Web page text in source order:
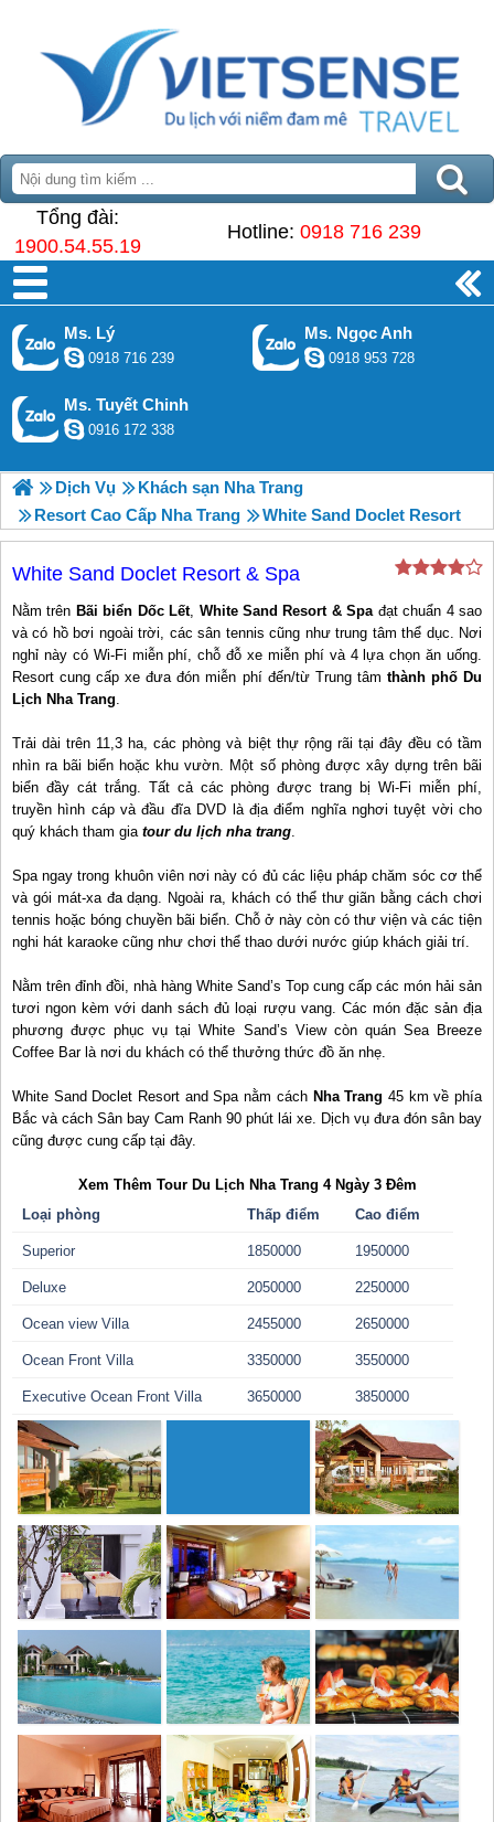
Tổng đài:
1900.54.55.19
Hotline: 0918 716 239
Ms. Lý
0918 716 239
Ms. Ngọc Anh
0918 953 728
Ms. Tuyết Chinh
0916 172 338
Dịch Vụ
Khách sạn Nha Trang
Resort Cao Cấp Nha Trang
White Sand Doclet Resort
White Sand Doclet Resort & Spa
Nằm trên Bãi biển Dốc Lết, White Sand Resort & Spa đạt chuẩn 4 sao
và có hồ bơi ngoài trời, các sân tennis cũng như trung tâm thể dục. Nơi
nghỉ này có Wi-Fi miễn phí, chỗ đỗ xe miễn phí và 4 lựa chọn ăn uống.
Resort cung cấp xe đưa đón miễn phí đến/từ Trung tâm thành phố Du
Lịch Nha Trang.
Trải dài trên 11,3 ha, các phòng và biệt thự rộng rãi tại đây đều có tầm
nhìn ra bãi biển hoặc khu vườn. Một số phòng được xây dựng trên bãi
biển đầy cát trắng. Tất cả các phòng được trang bị Wi-Fi miễn phí,
truyền hình cáp và đầu đĩa DVD là địa điểm nghĩa nghơi tuyệt vời cho
quý khách tham gia tour du lịch nha trang.
Spa ngay trong khuôn viên nơi này có đủ các liệu pháp chăm sóc cơ thể
và gói mát-xa đa dạng. Ngoài ra, khách có thể thư giãn bằng cách chơi
tennis hoặc bóng chuyền bãi biển. Chỗ ở này còn có thư viện và các tiện
nghi hát karaoke cũng như chơi thể thao dưới nước giúp khách giải trí.
Nằm trên đỉnh đồi, nhà hàng White Sand’s Top cung cấp các món hải sản
tươi ngon kèm với danh sách đủ loại rượu vang. Các món đặc sản địa
phương được phục vụ tại White Sand’s View còn quán Sea Breeze
Coffee Bar là nơi du khách có thể thưởng thức đồ ăn nhẹ.
White Sand Doclet Resort and Spa nằm cáchNha Trang 45 km về phía
Bắc và cách Sân bay Cam Ranh 90 phút lái xe. Dịch vụ đưa đón sân bay
cũng được cung cấp tại đây.
Xem Thêm Tour Du Lịch Nha Trang 4 Ngày 3 Đêm
Loại phòng
Thấp điểm Cao điểm
Superior 1850000 1950000
Deluxe 2050000 2250000
Ocean view Villa 2455000 2650000
Ocean Front Villa 3350000 3550000
Executive Ocean Front Villa 3650000 3850000